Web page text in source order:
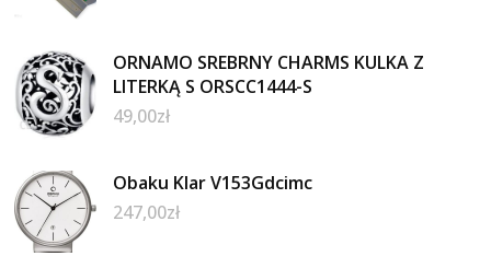
ORNAMO SREBRNY CHARMS KULKA Z
LITERKĄ S ORSCC1444-S
49,00zł
Obaku Klar V153Gdcimc
247,00zł